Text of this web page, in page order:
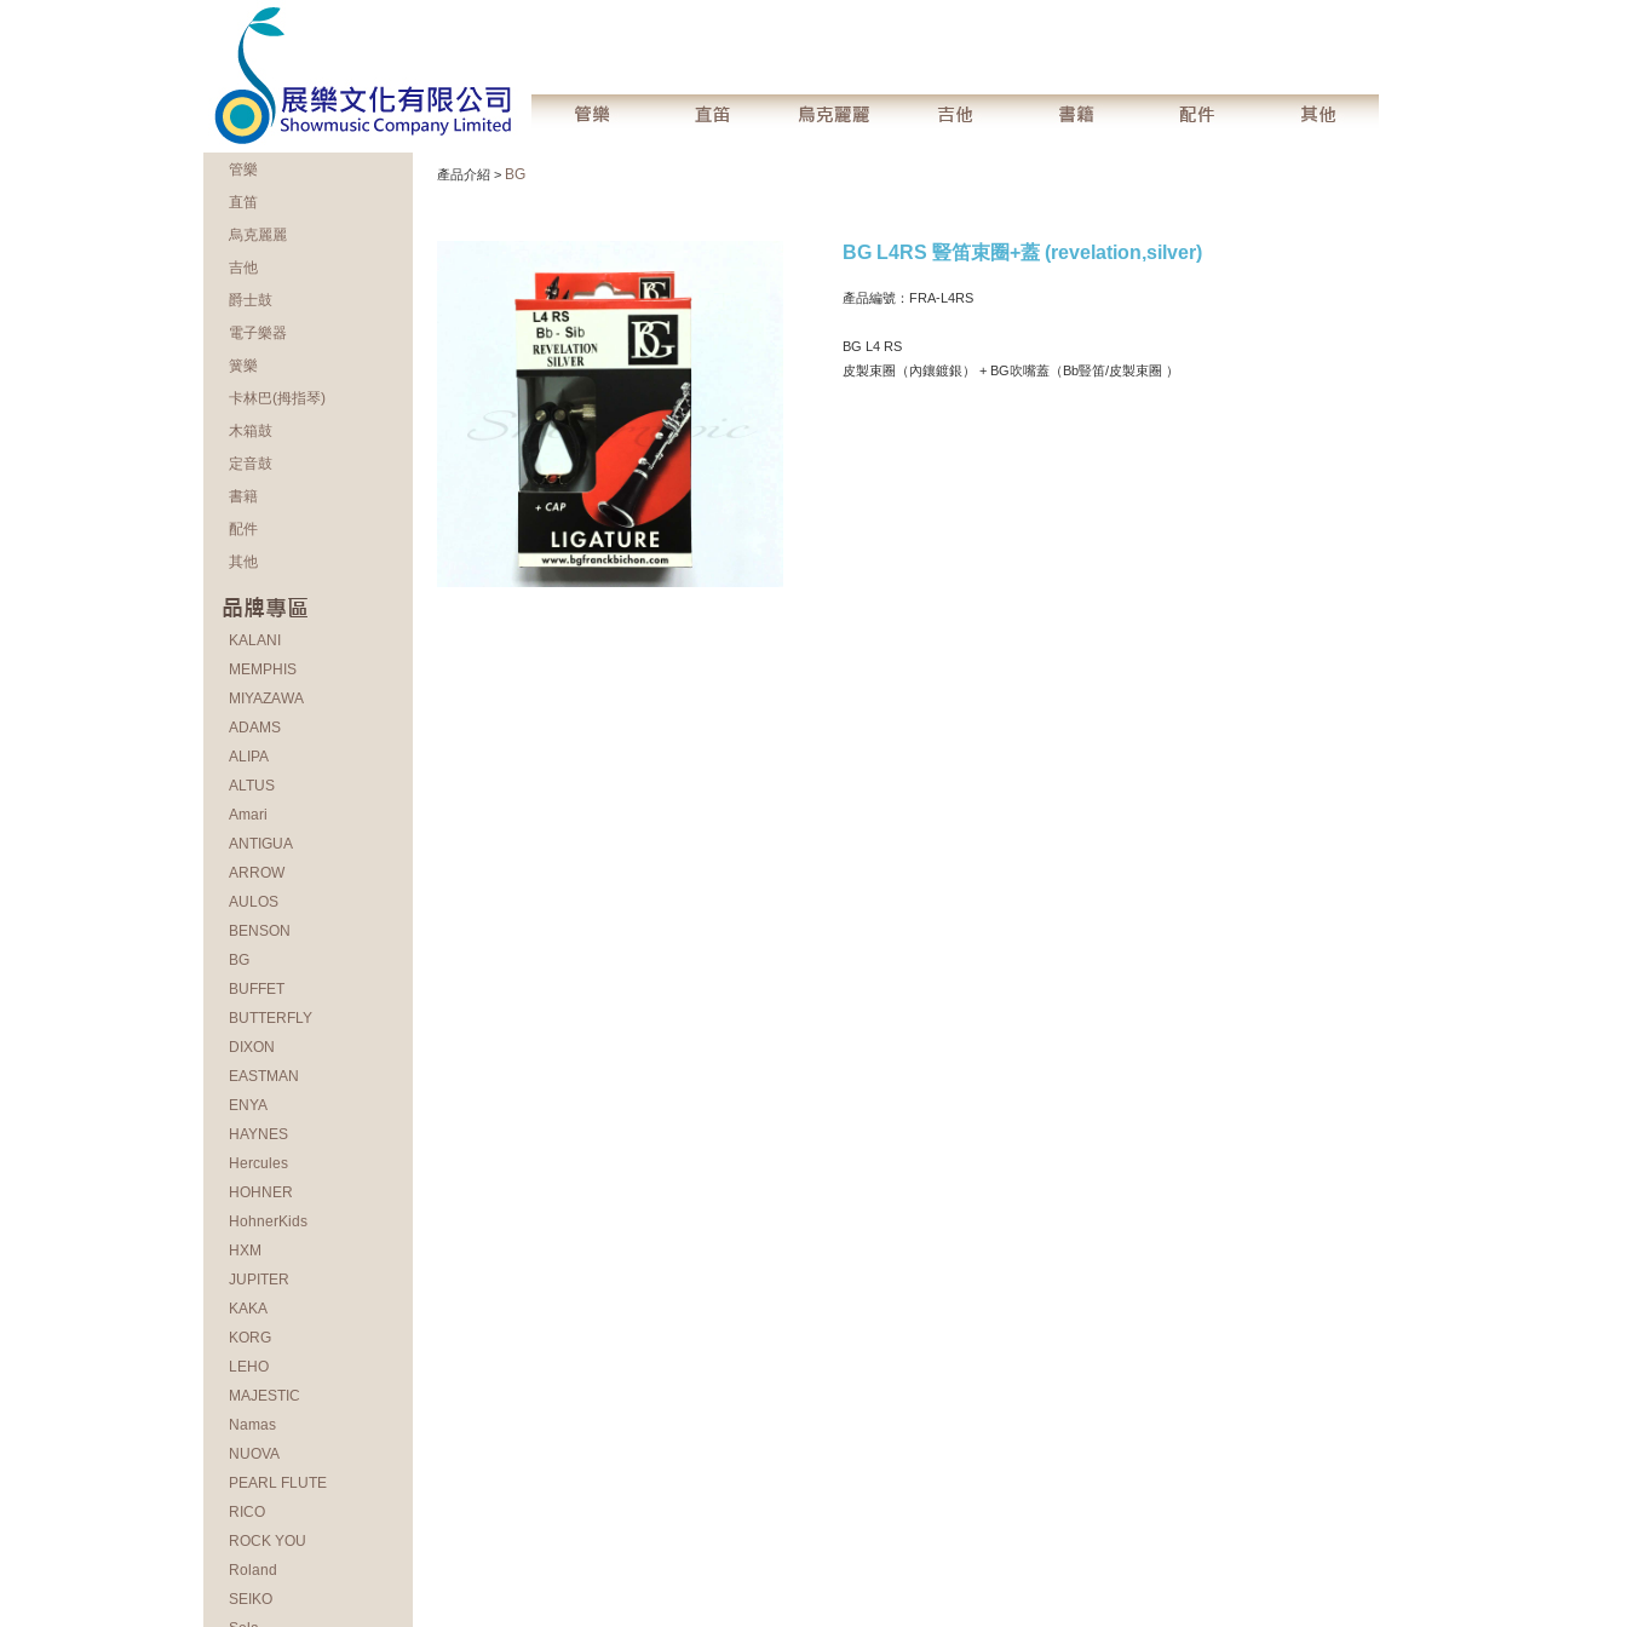
管樂
直笛
烏克麗麗
吉他
爵士鼓
電子樂器
簧樂
卡林巴(拇指琴)
木箱鼓
定音鼓
書籍
配件
其他
KALANI
MEMPHIS
MIYAZAWA
ADAMS
ALIPA
ALTUS
Amari
ANTIGUA
ARROW
AULOS
BENSON
BG
BUFFET
BUTTERFLY
DIXON
EASTMAN
ENYA
HAYNES
Hercules
HOHNER
HohnerKids
HXM
JUPITER
KAKA
KORG
LEHO
MAJESTIC
Namas
NUOVA
PEARL FLUTE
RICO
ROCK YOU
Roland
SEIKO
產品介紹 > BG
BG L4RS 豎笛束圈+蓋 (revelation,silver)
產品編號：FRA-L4RS
BG L4 RS
皮製束圈（內鑲鍍銀） + BG吹嘴蓋（Bb豎笛/皮製束圈 ）